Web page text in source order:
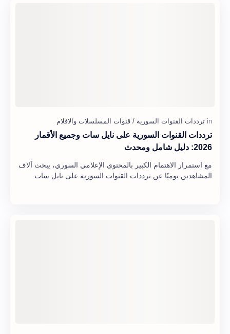
ترددات القنوات السورية على نايل سات وجميع الأقمار
2026: دليل شامل ومحدث
مع استمرار الاهتمام الكبير بالمحتوى الإعلامي السوري، يبحث آلاف
المشاهدين يوميًا عن ترددات القنوات السورية على نايل سات